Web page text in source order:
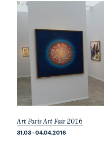
Art Paris Art Fair 2016
31.03 - 04.04.2016